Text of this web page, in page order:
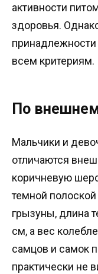
активности
здоровья.
принадлежности
всем критериям.
По
Мальчики и
отличаются
коричневую
темной
грызуны, длина
см, а вес
самцов и самок
практически не